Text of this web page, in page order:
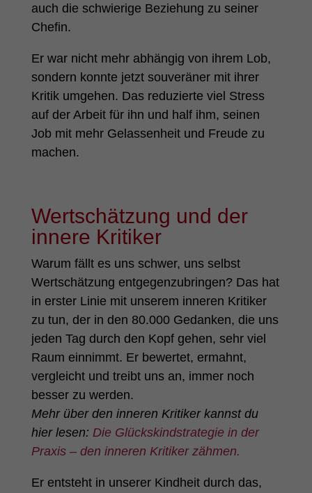
auch die schwierige Beziehung zu seiner
Chefin.
Er war nicht mehr abhängig von ihrem Lob,
sondern konnte jetzt souveräner mit ihrer
Kritik umgehen. Das reduzierte viel Stress
auf der Arbeit für ihn und half ihm, seinen
Job mit mehr Gelassenheit und Freude zu
machen.
Wertschätzung und der
innere Kritiker
Warum fällt es uns schwer, uns selbst
Wertschätzung entgegenzubringen? Das hat
in erster Linie mit unserem inneren Kritiker
zu tun, der in den 80.000 Gedanken, die uns
jeden Tag durch den Kopf gehen, sehr viel
Raum einnimmt. Er bewertet, ermahnt,
vergleicht und treibt uns an, immer noch
besser zu werden.
Mehr über den inneren Kritiker kannst du
hier lesen: Die Glückskindstrategie in der
Praxis – den inneren Kritiker zähmen.
Er entsteht in unserer Kindheit durch das,